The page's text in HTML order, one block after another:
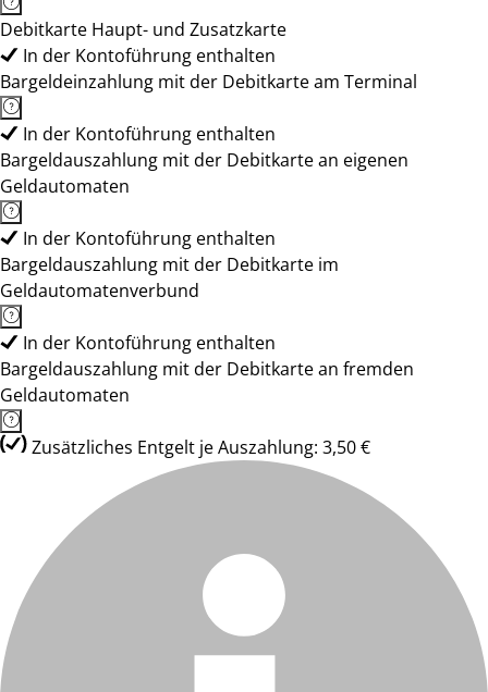
Debitkarte Haupt- und Zusatzkarte
In der Kontoführung enthalten
Bargeldeinzahlung mit der Debitkarte am Terminal
In der Kontoführung enthalten
Bargeldauszahlung mit der Debitkarte an eigenen
Geldautomaten
In der Kontoführung enthalten
Bargeldauszahlung mit der Debitkarte im
Geldautomatenverbund
In der Kontoführung enthalten
Bargeldauszahlung mit der Debitkarte an fremden
Geldautomaten
Zusätzliches Entgelt je Auszahlung: 3,50 €